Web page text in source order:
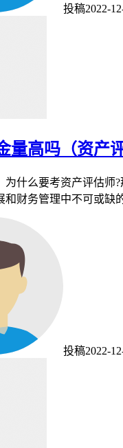
投稿2022-
量高吗（资产
为什么要考资产评估师
和财务管理中不可或缺
投稿2022-